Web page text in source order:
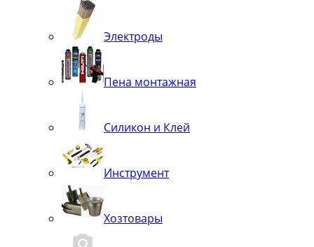
Электроды
Пена монтажная
Силикон и Клей
Инструмент
Хозтовары